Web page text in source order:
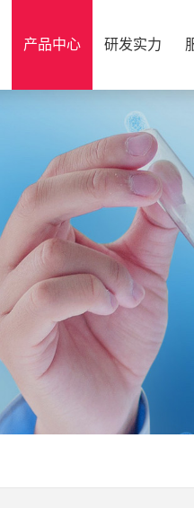
产品中心 研发实力